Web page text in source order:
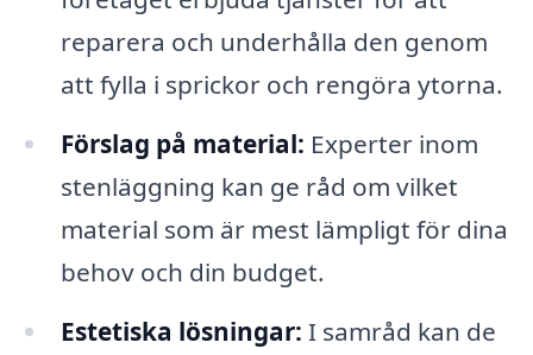
reparera och underhålla den genom
att fylla i sprickor och rengöra ytorna.
Förslag på material: Experter inom
stenläggning kan ge råd om vilket
material som är mest lämpligt för dina
behov och din budget.
Estetiska lösningar: I samråd kan de